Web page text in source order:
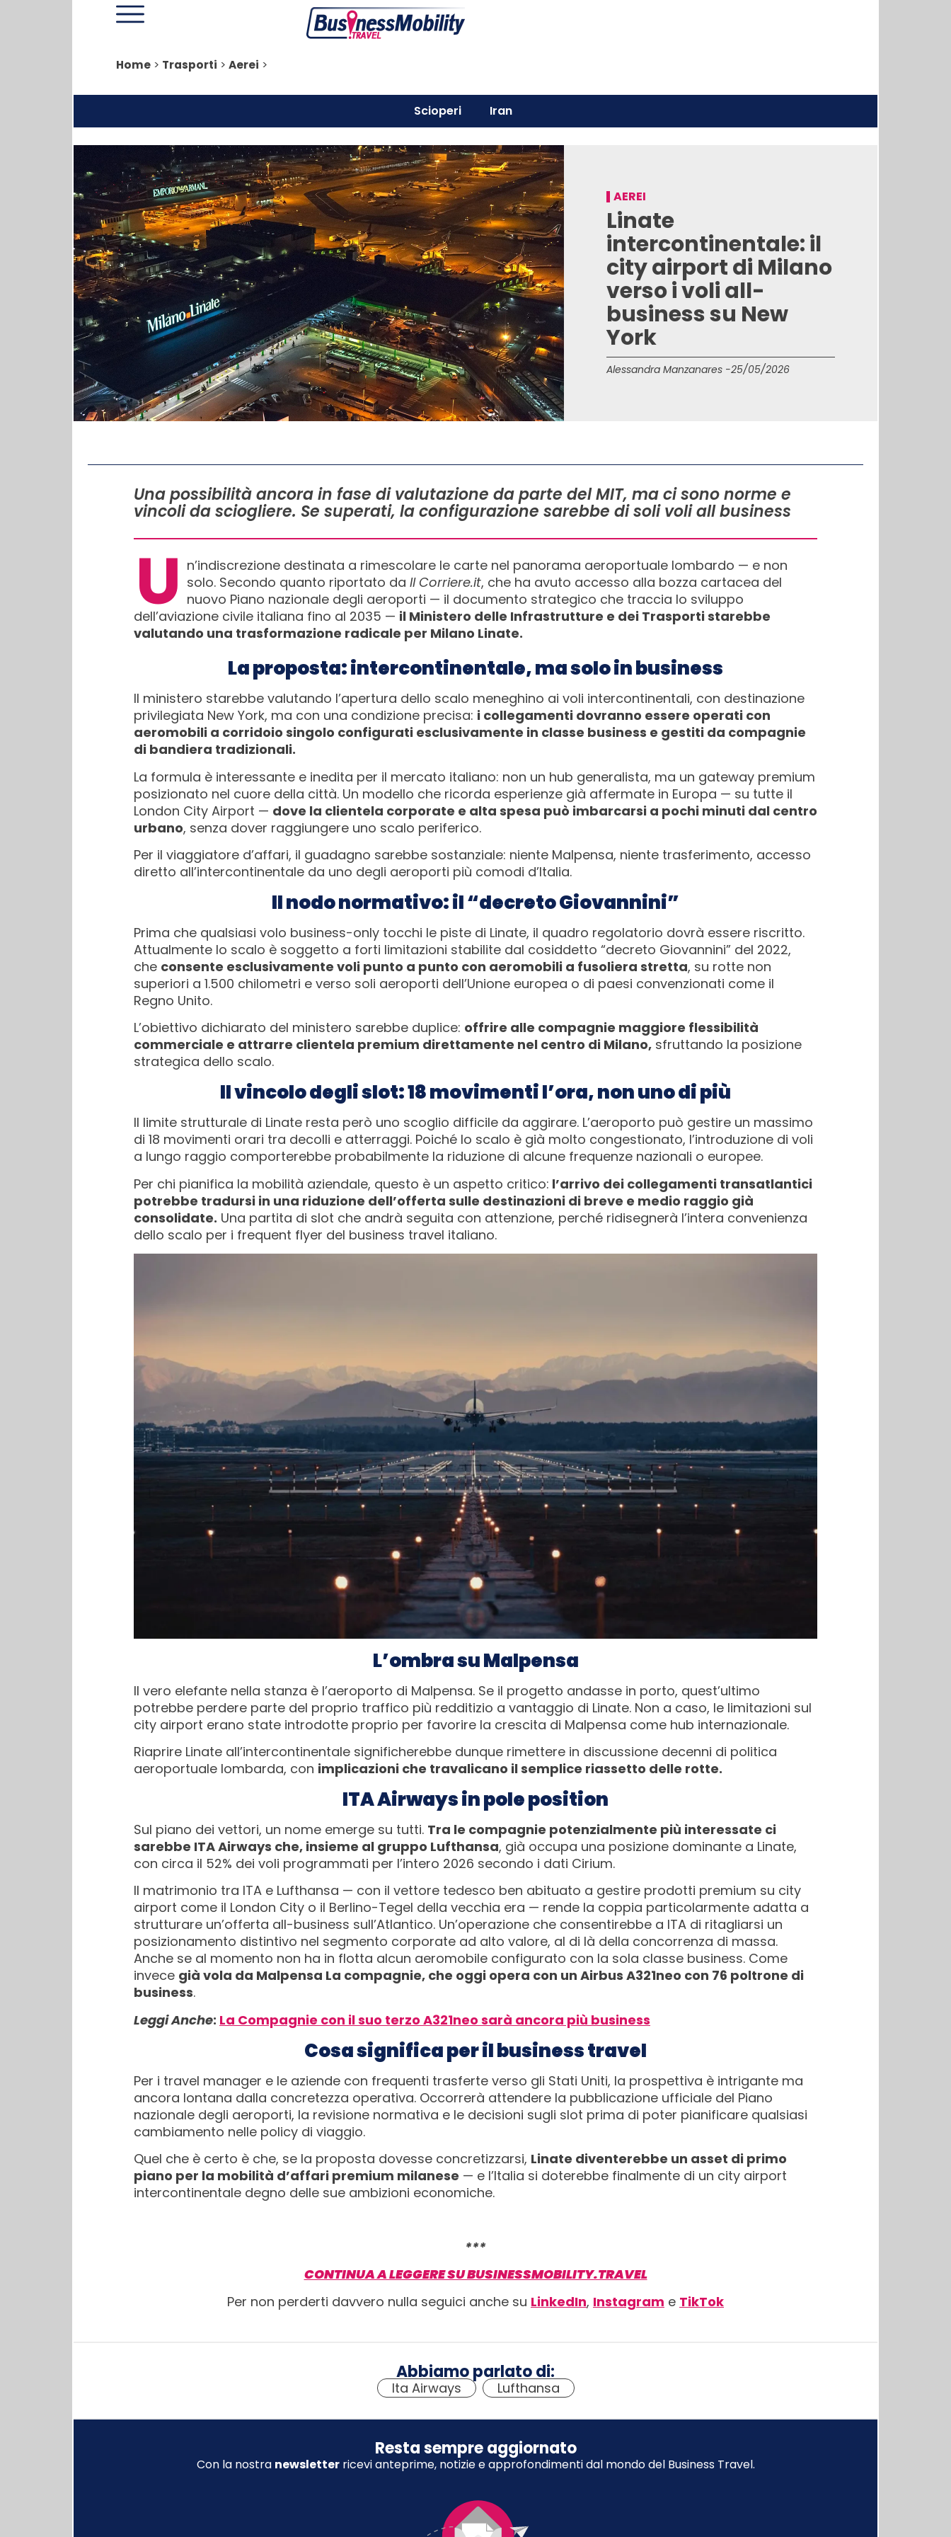
Home > Trasporti > Aerei >
Scioperi Iran
AEREI
Linate
intercontinentale: il
city airport di Milano
verso i voli all-
business su New
York
Alessandra Manzanares -25/05/2026
Una possibilità ancora in fase di valutazione da parte del MIT, ma ci sono norme e
vincoli da sciogliere. Se superati, la configurazione sarebbe di soli voli all business
U n’indiscrezione destinata a rimescolare le carte nel panorama aeroportuale lombardo — e non
solo. Secondo quanto riportato da Il Corriere.it, che ha avuto accesso alla bozza cartacea del
nuovo Piano nazionale degli aeroporti — il documento strategico che traccia lo sviluppo
dell’aviazione civile italiana fino al 2035 — il Ministero delle Infrastrutture e dei Trasporti starebbe
valutando una trasformazione radicale per Milano Linate.
La proposta: intercontinentale, ma solo in business
Il ministero starebbe valutando l’apertura dello scalo meneghino ai voli intercontinentali, con destinazione
privilegiata New York, ma con una condizione precisa: i collegamenti dovranno essere operati con
aeromobili a corridoio singolo configurati esclusivamente in classe business e gestiti da compagnie
di bandiera tradizionali.
La formula è interessante e inedita per il mercato italiano: non un hub generalista, ma un gateway premium
posizionato nel cuore della città. Un modello che ricorda esperienze già affermate in Europa — su tutte il
London City Airport — dove la clientela corporate e alta spesa può imbarcarsi a pochi minuti dal centro
urbano, senza dover raggiungere uno scalo periferico.
Per il viaggiatore d’affari, il guadagno sarebbe sostanziale: niente Malpensa, niente trasferimento, accesso
diretto all’intercontinentale da uno degli aeroporti più comodi d’Italia.
Il nodo normativo: il “decreto Giovannini”
Prima che qualsiasi volo business-only tocchi le piste di Linate, il quadro regolatorio dovrà essere riscritto.
Attualmente lo scalo è soggetto a forti limitazioni stabilite dal cosiddetto “decreto Giovannini” del 2022,
che consente esclusivamente voli punto a punto con aeromobili a fusoliera stretta, su rotte non
superiori a 1.500 chilometri e verso soli aeroporti dell’Unione europea o di paesi convenzionati come il
Regno Unito.
L’obiettivo dichiarato del ministero sarebbe duplice: offrire alle compagnie maggiore flessibilità
commerciale e attrarre clientela premium direttamente nel centro di Milano, sfruttando la posizione
strategica dello scalo.
Il vincolo degli slot: 18 movimenti l’ora, non uno di più
Il limite strutturale di Linate resta però uno scoglio difficile da aggirare. L’aeroporto può gestire un massimo
di 18 movimenti orari tra decolli e atterraggi. Poiché lo scalo è già molto congestionato, l’introduzione di voli
a lungo raggio comporterebbe probabilmente la riduzione di alcune frequenze nazionali o europee.
Per chi pianifica la mobilità aziendale, questo è un aspetto critico: l’arrivo dei collegamenti transatlantici
potrebbe tradursi in una riduzione dell’offerta sulle destinazioni di breve e medio raggio già
consolidate. Una partita di slot che andrà seguita con attenzione, perché ridisegnerà l’intera convenienza
dello scalo per i frequent flyer del business travel italiano.
L’ombra su Malpensa
Il vero elefante nella stanza è l’aeroporto di Malpensa. Se il progetto andasse in porto, quest’ultimo
potrebbe perdere parte del proprio traffico più redditizio a vantaggio di Linate. Non a caso, le limitazioni sul
city airport erano state introdotte proprio per favorire la crescita di Malpensa come hub internazionale.
Riaprire Linate all’intercontinentale significherebbe dunque rimettere in discussione decenni di politica
aeroportuale lombarda, con implicazioni che travalicano il semplice riassetto delle rotte.
ITA Airways in pole position
Sul piano dei vettori, un nome emerge su tutti. Tra le compagnie potenzialmente più interessate ci
sarebbe ITA Airways che, insieme al gruppo Lufthansa, già occupa una posizione dominante a Linate,
con circa il 52% dei voli programmati per l’intero 2026 secondo i dati Cirium.
Il matrimonio tra ITA e Lufthansa — con il vettore tedesco ben abituato a gestire prodotti premium su city
airport come il London City o il Berlino-Tegel della vecchia era — rende la coppia particolarmente adatta a
strutturare un’offerta all-business sull’Atlantico. Un’operazione che consentirebbe a ITA di ritagliarsi un
posizionamento distintivo nel segmento corporate ad alto valore, al di là della concorrenza di massa.
Anche se al momento non ha in flotta alcun aeromobile configurato con la sola classe business. Come
invece già vola da Malpensa La compagnie, che oggi opera con un Airbus A321neo con 76 poltrone di
business.
Leggi Anche: La Compagnie con il suo terzo A321neo sarà ancora più business
Cosa significa per il business travel
Per i travel manager e le aziende con frequenti trasferte verso gli Stati Uniti, la prospettiva è intrigante ma
ancora lontana dalla concretezza operativa. Occorrerà attendere la pubblicazione ufficiale del Piano
nazionale degli aeroporti, la revisione normativa e le decisioni sugli slot prima di poter pianificare qualsiasi
cambiamento nelle policy di viaggio.
Quel che è certo è che, se la proposta dovesse concretizzarsi, Linate diventerebbe un asset di primo
piano per la mobilità d’affari premium milanese — e l’Italia si doterebbe finalmente di un city airport
intercontinentale degno delle sue ambizioni economiche.
***
CONTINUA A LEGGERE SU BUSINESSMOBILITY.TRAVEL
Per non perderti davvero nulla seguici anche su LinkedIn, Instagram e TikTok
Abbiamo parlato di:
Ita Airways , Lufthansa
Resta sempre aggiornato
Con la nostra newsletterricevi anteprime, notizie e approfondimenti dal mondo del Business Travel.